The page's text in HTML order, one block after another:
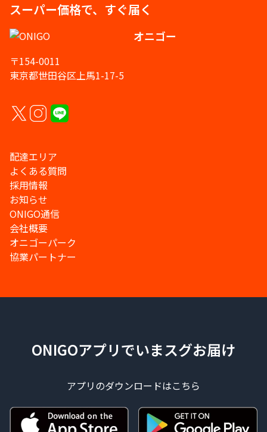
スーパー価格で、すぐ届く
オニゴー
〒154-0011
東京都世田谷区上馬1-17-5
配達エリア
よくある質問
採用情報
お知らせ
ONIGO通信
会社概要
オニゴーパーク
協業パートナー
ONIGOアプリでいまスグお届け
アプリのダウンロードはこちら